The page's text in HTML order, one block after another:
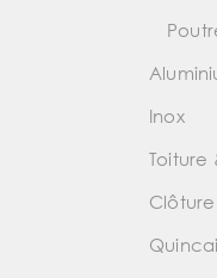
Inox
Toiture